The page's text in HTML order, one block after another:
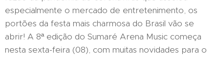
especialmente o mercado de entretenimento, os
portões da festa mais charmosa do Brasil vão se
abrir! A 8ª edição do Sumaré Arena Music começa
nesta sexta-feira (08), com muitas novidades para o